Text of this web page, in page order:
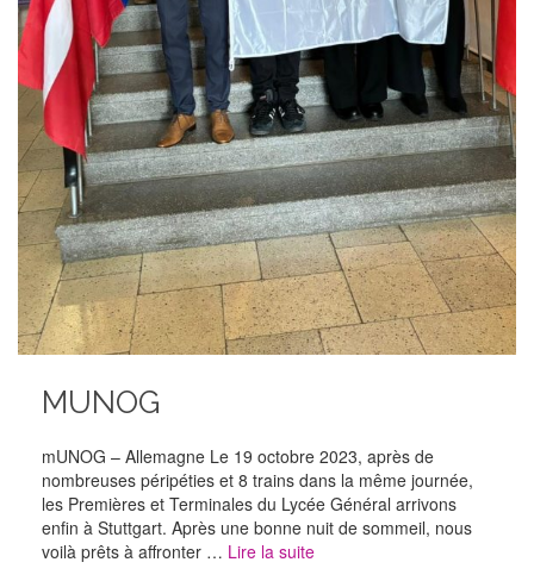
MUNOG
mUNOG – Allemagne Le 19 octobre 2023, après de
nombreuses péripéties et 8 trains dans la même journée,
les Premières et Terminales du Lycée Général arrivons
enfin à Stuttgart. Après une bonne nuit de sommeil, nous
voilà prêts à affronter … Lire la suite